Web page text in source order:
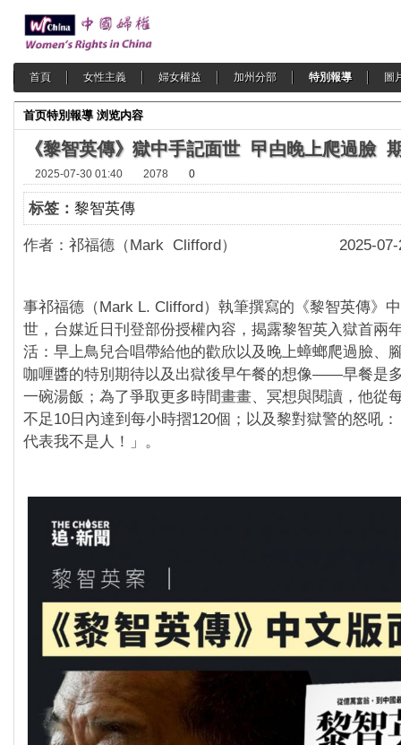
首頁 女性主義 婦女權益 加州分部 特別報導 圖
首页特別報導 浏览内容
《黎智英傳》獄中手記面世 曱甴晚上爬過臉
2025-07-30 01:40 2078 0
标签： 黎智英傳
作者：祁福德（Mark Clifford） 2025-07-
事祁福德（Mark L. Clifford）執筆撰寫的《黎智英傳》
世，台媒近日刊登部份授權內容，揭露黎智英入獄首兩
活：早上鳥兒合唱帶給他的歡欣以及晚上蟑螂爬過臉、
咖喱醬的特別期待以及出獄後早午餐的想像——早餐是
一碗湯飯；為了爭取更多時間畫畫、冥想與閱讀，他從
不足10日內達到每小時摺120個；以及黎對獄警的怒吼
代表我不是人！」。